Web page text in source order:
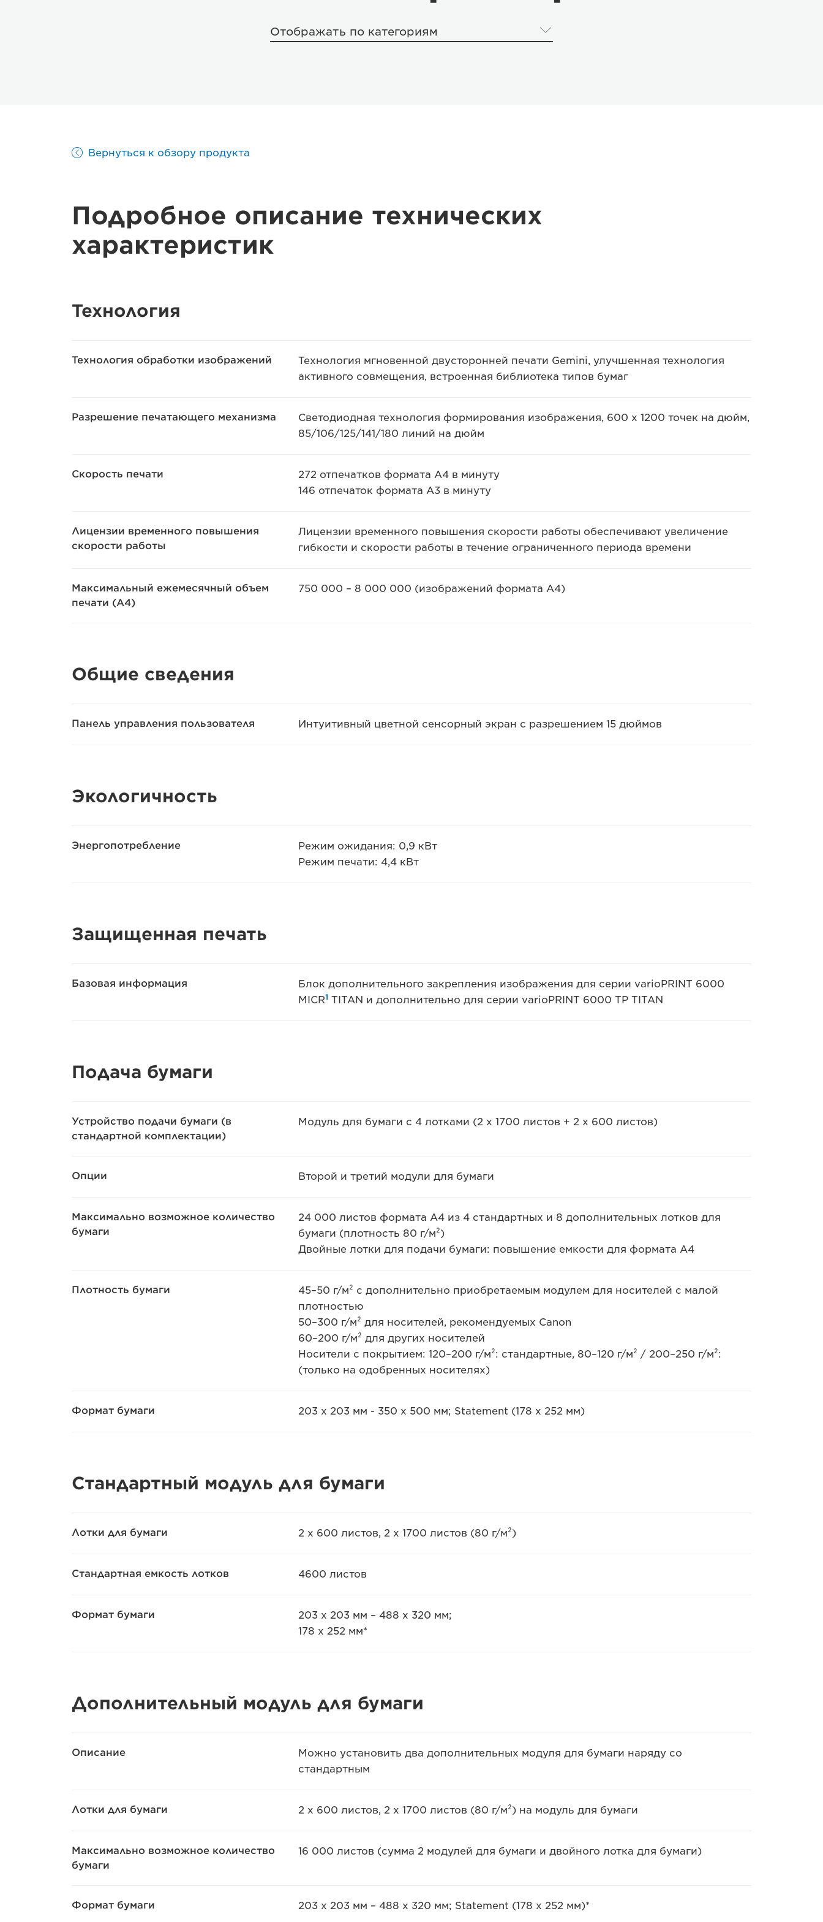
Отображать по категориям
Вернуться к обзору продукта
Подробное описание технических
характеристик
Технология
Технология обработки изображений
Технология мгновенной двусторонней печати Gemini, улучшенная технология
активного совмещения, встроенная библиотека типов бумаг
Разрешение печатающего механизма
Светодиодная технология формирования изображения, 600 x 1200 точек на дюйм,
85/106/125/141/180 линий на дюйм
Скорость печати
272 отпечатков формата A4 в минуту
146 отпечаток формата A3 в минуту
Лицензии временного повышения
скорости работы
Лицензии временного повышения скорости работы обеспечивают увеличение
гибкости и скорости работы в течение ограниченного периода времени
Максимальный ежемесячный объем
печати (A4)
750 000 – 8 000 000 (изображений формата A4)
Общие сведения
Панель управления пользователя Интуитивный цветной сенсорный экран с разрешением 15 дюймов
Экологичность
Энергопотребление
Режим ожидания: 0,9 кВт
Режим печати: 4,4 кВт
Защищенная печать
Базовая информация
Блок дополнительного закрепления изображения для серии varioPRINT 6000
MICR1 TITAN и дополнительно для серии varioPRINT 6000 TP TITAN
Подача бумаги
Устройство подачи бумаги (в
стандартной комплектации)
Модуль для бумаги с 4 лотками (2 x 1700 листов + 2 x 600 листов)
Опции Второй и третий модули для бумаги
Максимально возможное количество
бумаги
24 000 листов формата A4 из 4 стандартных и 8 дополнительных лотков для
бумаги (плотность 80 г/м²)
Двойные лотки для подачи бумаги: повышение емкости для формата A4
Плотность бумаги
45–50 г/м² с дополнительно приобретаемым модулем для носителей с малой
плотностью
50–300 г/м² для носителей, рекомендуемых Canon
60–200 г/м² для других носителей
Носители с покрытием: 120–200 г/м²: стандартные, 80–120 г/м² / 200–250 г/м²:
(только на одобренных носителях)
Формат бумаги 203 x 203 мм - 350 x 500 мм; Statement (178 x 252 мм)
Стандартный модуль для бумаги
Лотки для бумаги 2 x 600 листов, 2 x 1700 листов (80 г/м²)
Стандартная емкость лотков 4600 листов
Формат бумаги
203 x 203 мм – 488 x 320 мм;
178 x 252 мм*
Дополнительный модуль для бумаги
Описание
Можно установить два дополнительных модуля для бумаги наряду со
стандартным
Лотки для бумаги 2 x 600 листов, 2 x 1700 листов (80 г/м²) на модуль для бумаги
Максимально возможное количество
бумаги
16 000 листов (сумма 2 модулей для бумаги и двойного лотка для бумаги)
Формат бумаги 203 x 203 мм – 488 x 320 мм; Statement (178 x 252 мм)*